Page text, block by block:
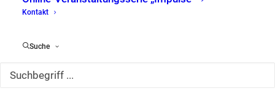
Kontakt
Suche